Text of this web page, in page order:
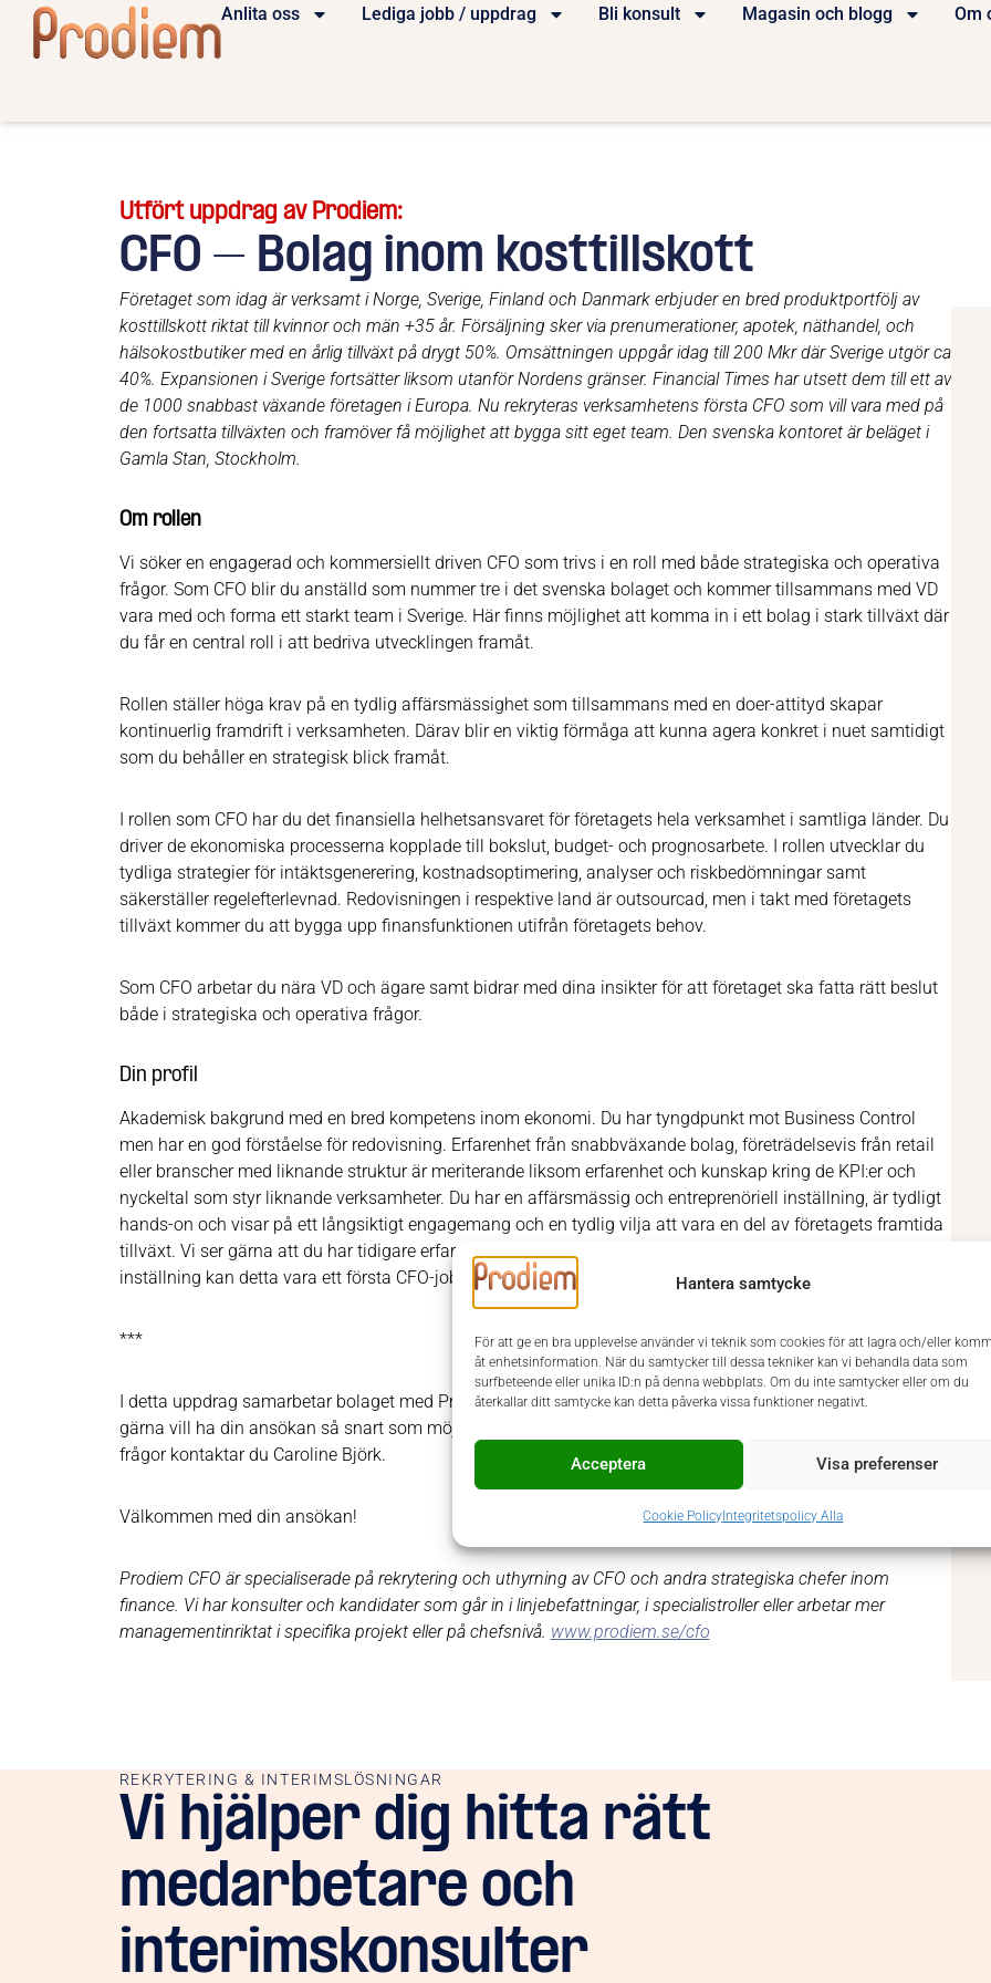
Hantera samtycke
För att ge en bra upplevelse använder vi teknik som cookies för att lagra och/eller
åt enhetsinformation. När du samtycker till dessa tekniker kan vi behandla data som
surfbeteende eller unika ID:n på denna webbplats. Om du inte samtycker eller om du
återkallar ditt samtycke kan detta påverka vissa funktioner negativt.
Acceptera Visa preferenser
Cookie PolicyIntegritetspolicy Alla
Anlita oss Lediga jobb / uppdrag Bli konsult Magasin och blogg Om
Utfört uppdrag av Prodiem:
CFO – Bolag inom kosttillskott
Företaget som idag är verksamt i Norge, Sverige, Finland och Danmark erbjuder en bred produktportfölj av
kosttillskott riktat till kvinnor och män +35 år. Försäljning sker via prenumerationer, apotek, näthandel, och
hälsokostbutiker med en årlig tillväxt på drygt 50%. Omsättningen uppgår idag till 200 Mkr där Sverige utgör ca
40%. Expansionen i Sverige fortsätter liksom utanför Nordens gränser. Financial Times har utsett dem till ett av
de 1000 snabbast växande företagen i Europa. Nu rekryteras verksamhetens första CFO som vill vara med på
den fortsatta tillväxten och framöver få möjlighet att bygga sitt eget team. Den svenska kontoret är beläget i
Gamla Stan, Stockholm.
Om rollen
Vi söker en engagerad och kommersiellt driven CFO som trivs i en roll med både strategiska och operativa
frågor. Som CFO blir du anställd som nummer tre i det svenska bolaget och kommer tillsammans med VD
vara med och forma ett starkt team i Sverige. Här finns möjlighet att komma in i ett bolag i stark tillväxt där
du får en central roll i att bedriva utvecklingen framåt.
Rollen ställer höga krav på en tydlig affärsmässighet som tillsammans med en doer-attityd skapar
kontinuerlig framdrift i verksamheten. Därav blir en viktig förmåga att kunna agera konkret i nuet samtidigt
som du behåller en strategisk blick framåt.
I rollen som CFO har du det finansiella helhetsansvaret för företagets hela verksamhet i samtliga länder. Du
driver de ekonomiska processerna kopplade till bokslut, budget- och prognosarbete. I rollen utvecklar du
tydliga strategier för intäktsgenerering, kostnadsoptimering, analyser och riskbedömningar samt
säkerställer regelefterlevnad. Redovisningen i respektive land är outsourcad, men i takt med företagets
tillväxt kommer du att bygga upp finansfunktionen utifrån företagets behov.
Som CFO arbetar du nära VD och ägare samt bidrar med dina insikter för att företaget ska fatta rätt beslut
både i strategiska och operativa frågor.
Din profil
Akademisk bakgrund med en bred kompetens inom ekonomi. Du har tyngdpunkt mot Business Control
men har en god förståelse för redovisning. Erfarenhet från snabbväxande bolag, företrädelsevis från retail
eller branscher med liknande struktur är meriterande liksom erfarenhet och kunskap kring de KPI:er och
nyckeltal som styr liknande verksamheter. Du har en affärsmässig och entreprenöriell inställning, är tydligt
hands-on och visar på ett långsiktigt engagemang och en tydlig vilja att vara en del av företagets framtida
tillväxt. Vi ser gärna att du har tidigare erfarenhet som ytterst ansvarig, men för rätt kandidat med rätt
inställning kan detta vara ett första CFO-jobb.
***
I detta uppdrag samarbetar bolaget med Prodiem Executive. Urval och intervjuer sker löpande, varför vi
gärna vill ha din ansökan så snart som möjligt. Ansökan sker via Prodiems hemsida www.prodiem.se. Vid
frågor kontaktar du Caroline Björk.
Välkommen med din ansökan!
Prodiem CFO är specialiserade på rekrytering och uthyrning av CFO och andra strategiska chefer inom
finance. Vi har konsulter och kandidater som går in i linjebefattningar, i specialistroller eller arbetar mer
managementinriktat i specifika projekt eller på chefsnivå. www.prodiem.se/cfo
REKRYTERING & INTERIMSLÖSNINGAR
Vi hjälper dig hitta rätt
medarbetare och
interimskonsulter